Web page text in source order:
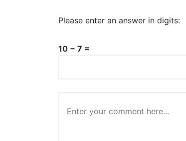
Please enter an answer in digits:
10 − 7 =